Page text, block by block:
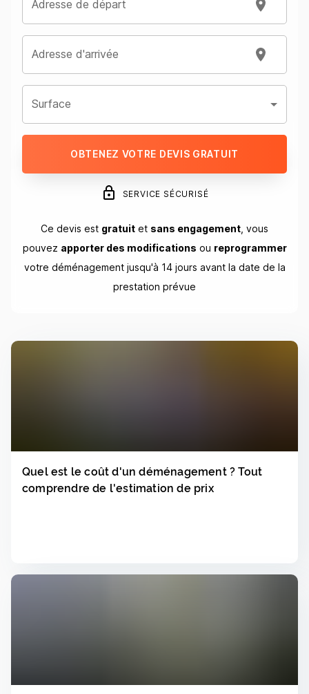
Adresse de départ
Adresse d'arrivée
Surface
OBTENEZ VOTRE DEVIS GRATUIT
SERVICE SÉCURISÉ
Ce devis est gratuit et sans engagement , vous
pouvez apporter des modifications ou reprogrammer
votre déménagement jusqu'à 14 jours avant la date de la
prestation prévue
Quel est le coût d'un déménagement ? Tout
comprendre de l'estimation de prix